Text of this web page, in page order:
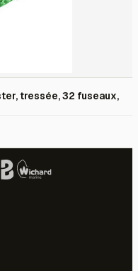
tressée, 32 fuseaux,